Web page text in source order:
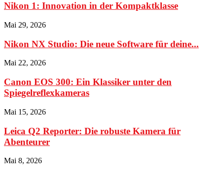
Nikon 1: Innovation in der Kompaktklasse
Mai 29, 2026
Nikon NX Studio: Die neue Software für deine...
Mai 22, 2026
Canon EOS 300: Ein Klassiker unter den
Spiegelreflexkameras
Mai 15, 2026
Leica Q2 Reporter: Die robuste Kamera für
Abenteurer
Mai 8, 2026